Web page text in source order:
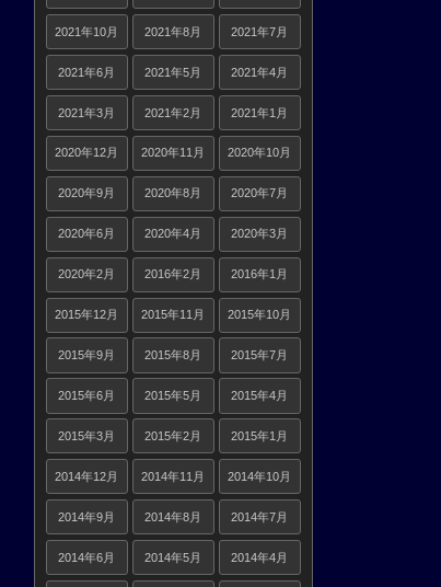
2021年10月 2021年8月 2021年7月
2021年6月 2021年5月 2021年4月
2021年3月 2021年2月 2021年1月
2020年12月 2020年11月 2020年10月
2020年9月 2020年8月 2020年7月
2020年6月 2020年4月 2020年3月
2020年2月 2016年2月 2016年1月
2015年12月 2015年11月 2015年10月
2015年9月 2015年8月 2015年7月
2015年6月 2015年5月 2015年4月
2015年3月 2015年2月 2015年1月
2014年12月 2014年11月 2014年10月
2014年9月 2014年8月 2014年7月
2014年6月 2014年5月 2014年4月